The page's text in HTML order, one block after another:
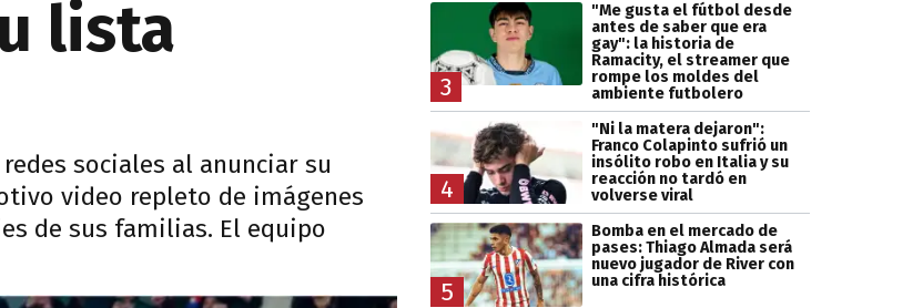
lista
sociales al anunciar su
video repleto de imágenes
de sus familias. El equipo
3
"Me gusta el fútbol desde
antes de saber que era
gay": la historia de
Ramacity, el streamer que
rompe los moldes del
ambiente futbolero
4
"Ni la matera dejaron":
Franco Colapinto sufrió un
insólito robo en Italia y su
reacción no tardó en
volverse viral
5
Bomba en el mercado de
pases: Thiago Almada será
nuevo jugador de River con
una cifra histórica